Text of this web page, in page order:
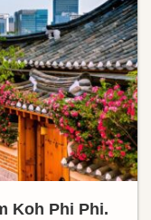
Koh Phi Phi.